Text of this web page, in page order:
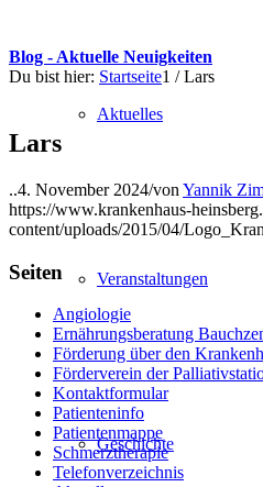
Aktuelles
Veranstaltungen
Geschichte
Blog - Aktuelle Neuigkeiten
Du bist hier: Startseite1 / Lars
Lars
..4. November 2024/von Yannik
https://www.krankenhaus-
content/uploads/2015/04/
Seiten
Angiologie
Ernährungsberatung
Förderung über den
Förderverein der
Kontaktformular
Patienteninfo
Patientenmappe
Schmerztherapie
Telefonverzeichnis